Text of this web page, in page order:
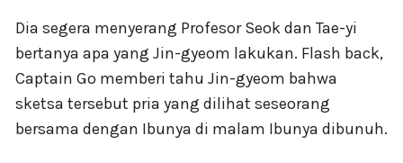
Dia segera menyerang Profesor Seok dan Tae-yi
bertanya apa yang Jin-gyeom lakukan. Flash back,
Captain Go memberi tahu Jin-gyeom bahwa
sketsa tersebut pria yang dilihat seseorang
bersama dengan Ibunya di malam Ibunya dibunuh.